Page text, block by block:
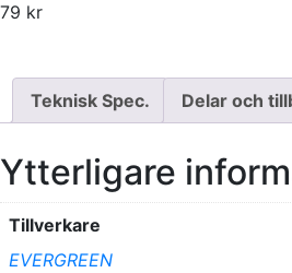
79 kr
Teknisk Spec. Delar och
Ytterligare
Tillverkare
EVERGREEN